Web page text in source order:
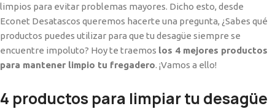
limpios para evitar problemas mayores. Dicho esto, desde
Econet Desatascos queremos hacerte una pregunta, ¿Sabes qué
productos puedes utilizar para que tu desagüe siempre se
encuentre impoluto? Hoy te traemos los 4 mejores productos
para mantener limpio tu fregadero. ¡Vamos a ello!
4 productos para limpiar tu desagüe